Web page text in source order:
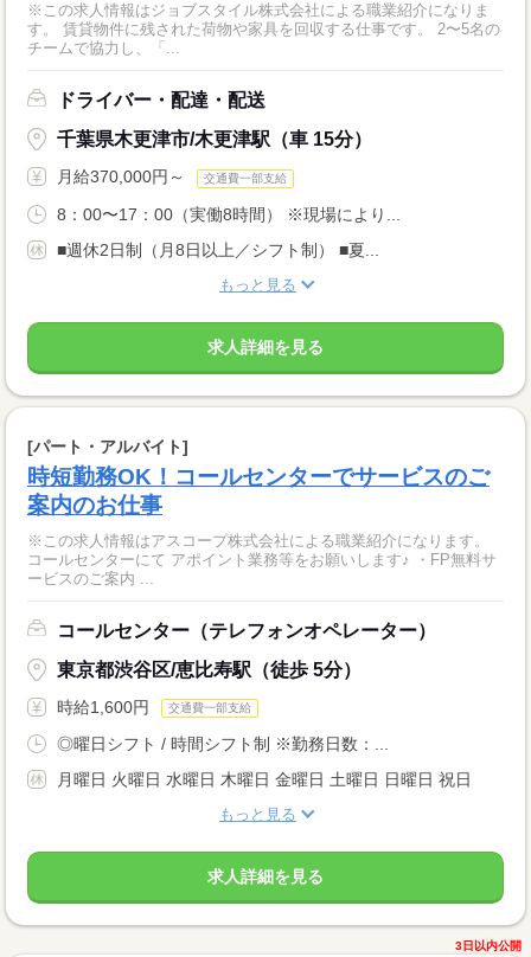
※この求人情報はジョブスタイル株式会社による職業紹介になりま
す。 賃貸物件に残された荷物や家具を回収する仕事です。 2〜5名の
チームで協力し、「...
ドライバー・配達・配送
千葉県木更津市/木更津駅（車 15分）
月給370,000円～ 交通費一部支給
8：00〜17：00（実働8時間） ※現場により...
■週休2日制（月8日以上／シフト制） ■夏...
もっと見る
求人詳細を見る
[パート・アルバイト]
時短勤務OK！コールセンターでサービスのご
案内のお仕事
※この求人情報はアスコープ株式会社による職業紹介になります。
コールセンターにて アポイント業務等をお願いします♪ ・FP無料サ
ービスのご案内 ...
コールセンター（テレフォンオペレーター）
東京都渋谷区/恵比寿駅（徒歩 5分）
時給1,600円 交通費一部支給
◎曜日シフト / 時間シフト制 ※勤務日数：...
月曜日 火曜日 水曜日 木曜日 金曜日 土曜日 日曜日 祝日
もっと見る
求人詳細を見る
3日以内公開